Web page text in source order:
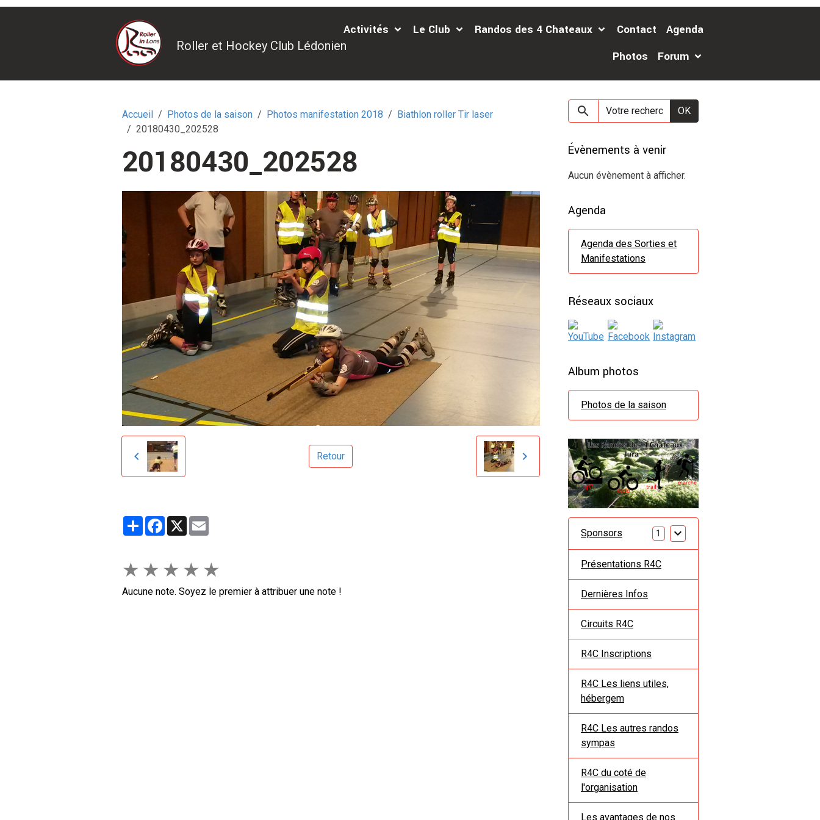
Roller et Hockey Club Lédonien
Activités Le Club Randos des 4 Chateaux Contact
Agenda
Photos
Forum
Accueil Photos de la saison Photos manifestation 2018
Biathlon roller Tir laser
20180430_202528
20180430_202528
Retour
PartagerFacebook
X
★ ★ ★ ★ ★
Aucune note. Soyez le premier à attribuer une note !
OK
Évènements à venir
Aucun évènement à afficher.
Agenda
Agenda des Sorties et
Manifestations
Réseaux sociaux
Album photos
Photos de la saison
Sponsors 1
Présentations R4C
Dernières Infos
Circuits R4C
R4C Inscriptions
R4C Les liens utiles,
hébergem
R4C Les autres randos
sympas
R4C du coté de
l'organisation
Les avantages de nos